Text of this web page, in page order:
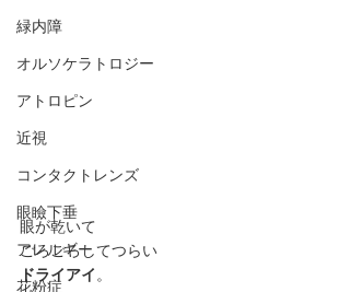
緑内障
オルソケラトロジー
アトロピン
近視
コンタクトレンズ
眼瞼下垂
アレルギー
花粉症
眼が乾いて
ごろごろしてつらい
ドライアイ 。